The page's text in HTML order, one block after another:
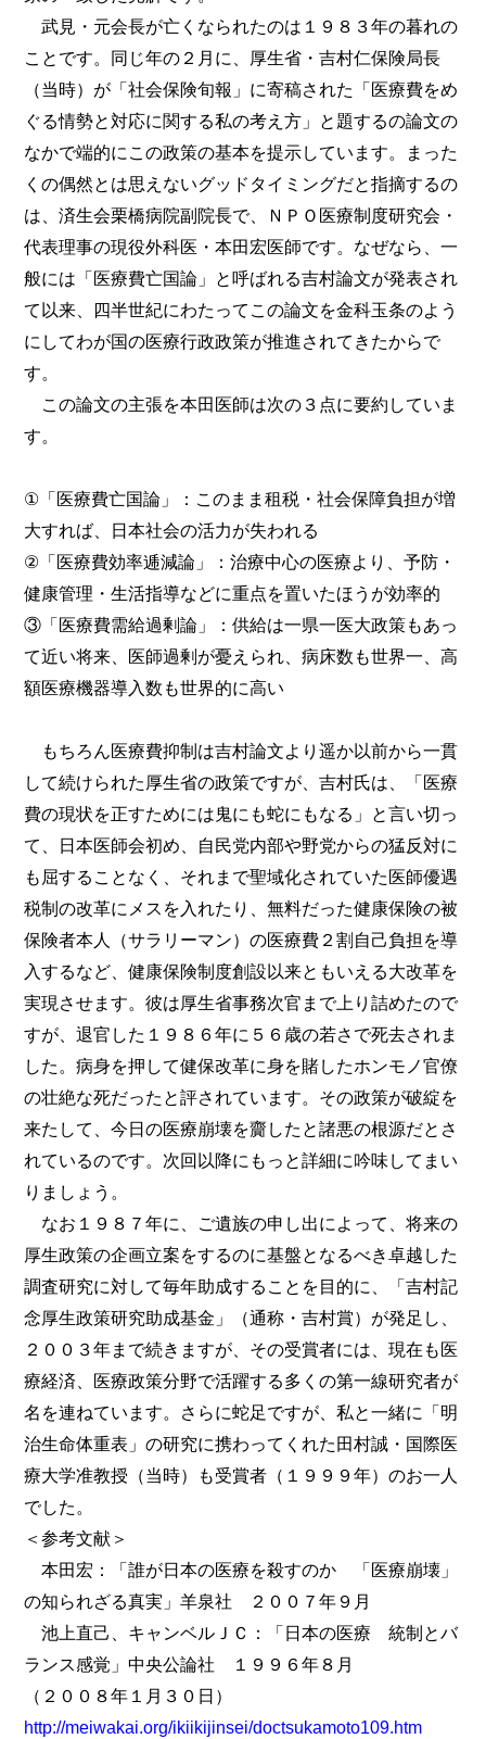
武見・元会長が亡くなられたのは１９８３年の暮れの
ことです。同じ年の２月に、厚生省・吉村仁保険局長
（当時）が「社会保険旬報」に寄稿された「医療費をめ
ぐる情勢と対応に関する私の考え方」と題するの論文の
なかで端的にこの政策の基本を提示しています。まった
くの偶然とは思えないグッドタイミングだと指摘するの
は、済生会栗橋病院副院長で、ＮＰＯ医療制度研究会・
代表理事の現役外科医・本田宏医師です。なぜなら、一
般には「医療費亡国論」と呼ばれる吉村論文が発表され
て以来、四半世紀にわたってこの論文を金科玉条のよう
にしてわが国の医療行政政策が推進されてきたからで
す。
この論文の主張を本田医師は次の３点に要約していま
す。
①「医療費亡国論」：このまま租税・社会保障負担が増
大すれば、日本社会の活力が失われる
②「医療費効率逓減論」：治療中心の医療より、予防・
健康管理・生活指導などに重点を置いたほうが効率的
③「医療費需給過剰論」：供給は一県一医大政策もあっ
て近い将来、医師過剰が憂えられ、病床数も世界一、高
額医療機器導入数も世界的に高い
もちろん医療費抑制は吉村論文より遥か以前から一貫
して続けられた厚生省の政策ですが、吉村氏は、「医療
費の現状を正すためには鬼にも蛇にもなる」と言い切っ
て、日本医師会初め、自民党内部や野党からの猛反対に
も屈することなく、それまで聖域化されていた医師優遇
税制の改革にメスを入れたり、無料だった健康保険の被
保険者本人（サラリーマン）の医療費２割自己負担を導
入するなど、健康保険制度創設以来ともいえる大改革を
実現させます。彼は厚生省事務次官まで上り詰めたので
すが、退官した１９８６年に５６歳の若さで死去されま
した。病身を押して健保改革に身を賭したホンモノ官僚
の壮絶な死だったと評されています。その政策が破綻を
来たして、今日の医療崩壊を齎したと諸悪の根源だとさ
れているのです。次回以降にもっと詳細に吟味してまい
りましょう。
なお１９８７年に、ご遺族の申し出によって、将来の
厚生政策の企画立案をするのに基盤となるべき卓越した
調査研究に対して毎年助成することを目的に、「吉村記
念厚生政策研究助成基金」（通称・吉村賞）が発足し、
２００３年まで続きますが、その受賞者には、現在も医
療経済、医療政策分野で活躍する多くの第一線研究者が
名を連ねています。さらに蛇足ですが、私と一緒に「明
治生命体重表」の研究に携わってくれた田村誠・国際医
療大学准教授（当時）も受賞者（１９９９年）のお一人
でした。
＜参考文献＞
本田宏：「誰が日本の医療を殺すのか 「医療崩壊」
の知られざる真実」羊泉社 ２００７年９月
池上直己、キャンベルＪＣ：「日本の医療 統制とバ
ランス感覚」中央公論社 １９９６年８月
（２００８年１月３０日）
http://meiwakai.org/ikiikijinsei/doctsukamoto109.htm